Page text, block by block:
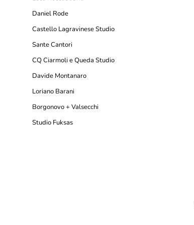
Daniel Rode
Castello Lagravinese Studio
Sante Cantori
CQ Ciarmoli e Queda Studio
Davide Montanaro
Loriano Barani
Borgonovo + Valsecchi
Studio Fuksas